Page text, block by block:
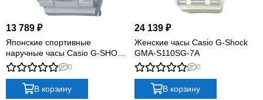
13 789 ₽
Японские спортивные
наручные часы Casio G-SHOCK
GMA-S130NP-8A с
хронографом
0
В корзину
24 139 ₽
Женские часы Casio G-Shock
GMA-S110SG-7A
0
В корзину